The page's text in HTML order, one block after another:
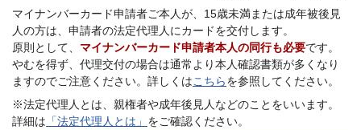
マイナンバーカード申請者ご本人が、15歳未満または成年被後見
人の方は、申請者の法定代理人にカードを交付します。
原則として、 マイナンバーカード申請者本人の同行も必要です。
やむを得ず、代理交付の場合は通常より本人確認書類が多くなり
ますのでご注意ください。詳しくはこちらを参照してください。
※法定代理人とは、親権者や成年後見人などのことをいいます。
詳細は 「法定代理人とは」 をご確認ください。